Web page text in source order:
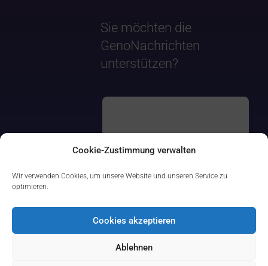
Cookie-Zustimmung verwalten
Wir verwenden Cookies, um unsere Website und unseren Service zu
optimieren.
Cookies akzeptieren
Ablehnen
Sie möchten die
GenoNachrichten
unterstützen?